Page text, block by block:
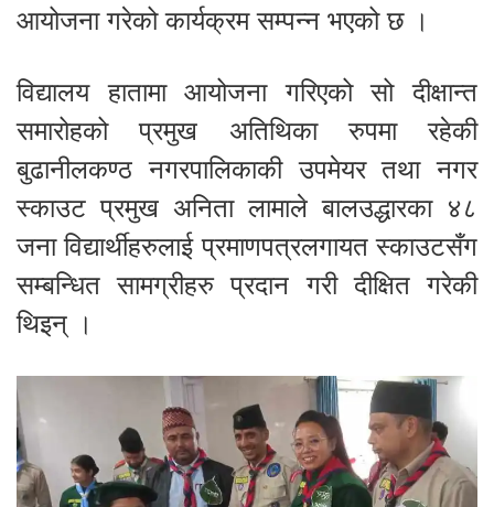
आयोजना गरेको कार्यक्रम सम्पन्न भएको छ ।
विद्यालय हातामा आयोजना गरिएको सो दीक्षान्त
समारोहको प्रमुख अतिथिका रुपमा रहेकी
बुढानीलकण्ठ नगरपालिकाकी उपमेयर तथा नगर
स्काउट प्रमुख अनिता लामाले बालउद्धारका ४८
जना विद्यार्थीहरुलाई प्रमाणपत्रलगायत स्काउटसँग
सम्बन्धित सामग्रीहरु प्रदान गरी दीक्षित गरेकी
थिइन् ।